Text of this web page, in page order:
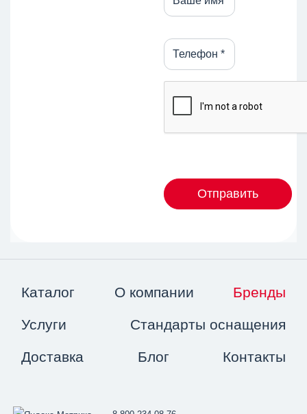
Отправить
Каталог О компании Бренды
Услуги Стандарты оснащения
Доставка Блог Контакты